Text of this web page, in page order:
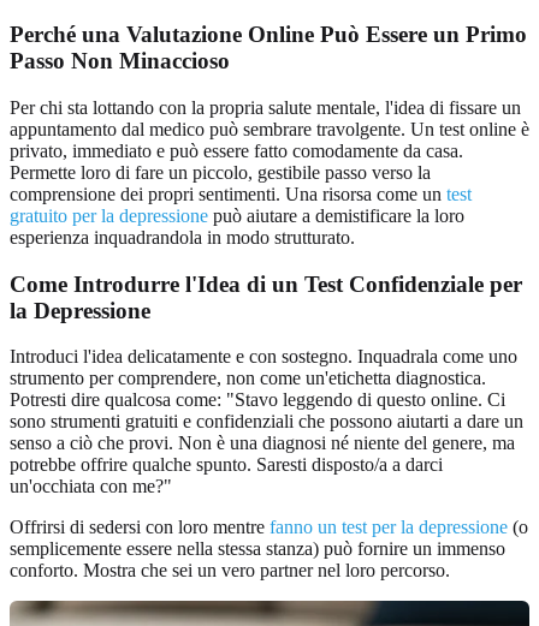
Perché una Valutazione Online Può Essere un Primo
Passo Non Minaccioso
Per chi sta lottando con la propria salute mentale, l'idea di fissare un
appuntamento dal medico può sembrare travolgente. Un test online è
privato, immediato e può essere fatto comodamente da casa.
Permette loro di fare un piccolo, gestibile passo verso la
comprensione dei propri sentimenti. Una risorsa come un test
gratuito per la depressione può aiutare a demistificare la loro
esperienza inquadrandola in modo strutturato.
Come Introdurre l'Idea di un Test Confidenziale per
la Depressione
Introduci l'idea delicatamente e con sostegno. Inquadrala come uno
strumento per comprendere, non come un'etichetta diagnostica.
Potresti dire qualcosa come: "Stavo leggendo di questo online. Ci
sono strumenti gratuiti e confidenziali che possono aiutarti a dare un
senso a ciò che provi. Non è una diagnosi né niente del genere, ma
potrebbe offrire qualche spunto. Saresti disposto/a a darci
un'occhiata con me?"
Offrirsi di sedersi con loro mentre fanno un test per la depressione (o
semplicemente essere nella stessa stanza) può fornire un immenso
conforto. Mostra che sei un vero partner nel loro percorso.